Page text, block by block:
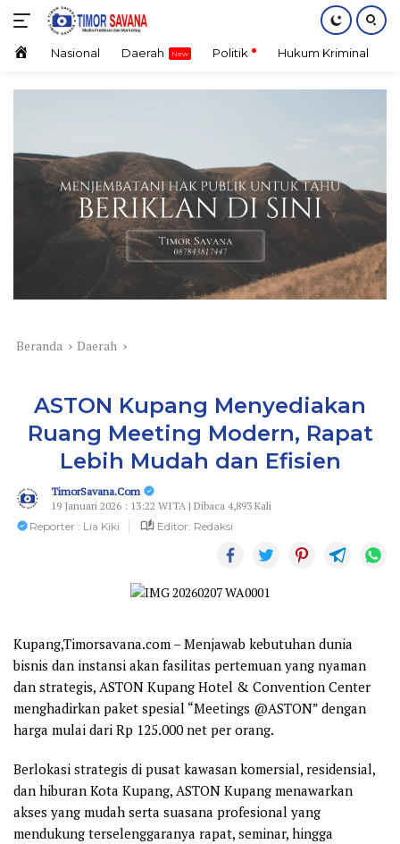
Langsung
konten HomeNasional Daerah Politik Hukum Kriminal
Beranda Daerah
ASTON Kupang Menyediakan
Ruang Meeting Modern, Rapat
Lebih Mudah dan Efisien
TimorSavana.Com
19 Januari 2026 : 13:22 WITA | Dibaca 4,893 Kali
Reporter : Lia Kiki
Editor: Redaksi
Kupang,Timorsavana.com – Menjawab kebutuhan dunia
bisnis dan instansi akan fasilitas pertemuan yang nyaman
dan strategis, ASTON Kupang Hotel & Convention Center
menghadirkan paket spesial “Meetings @ASTON” dengan
harga mulai dari Rp 125.000 net per orang.
Berlokasi strategis di pusat kawasan komersial, residensial,
dan hiburan Kota Kupang, ASTON Kupang menawarkan
akses yang mudah serta suasana profesional yang
mendukung terselenggaranya rapat, seminar, hingga